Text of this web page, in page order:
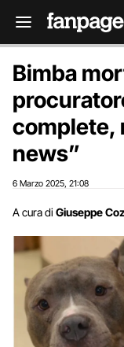
Bimba
complete,
news”
6 Marzo 2025 21:08
A cura di Giuseppe